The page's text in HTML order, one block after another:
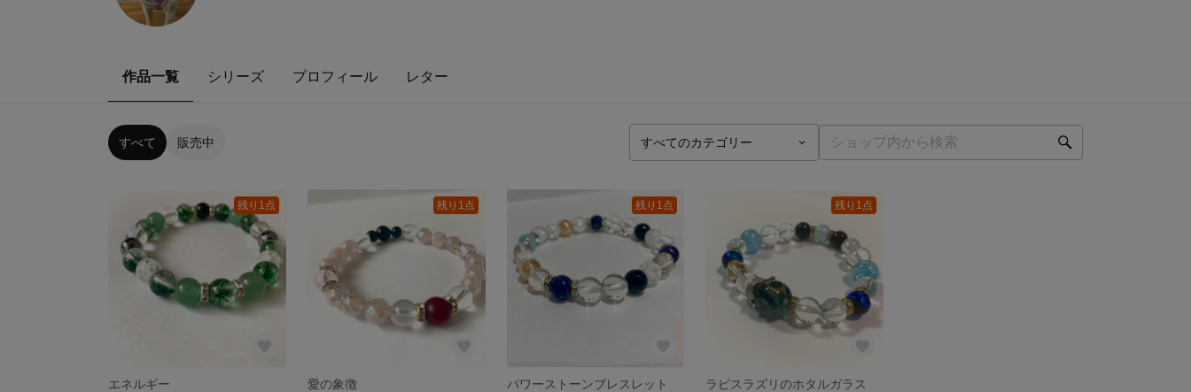
作品一覧 シリーズ プロフィール レター
すべて 販売中
残り1点
エネルギー
残り1点
愛の象徴
残り1点
パワーストーンブレスレット
残り1点
ラピスラズリのホタルガラス